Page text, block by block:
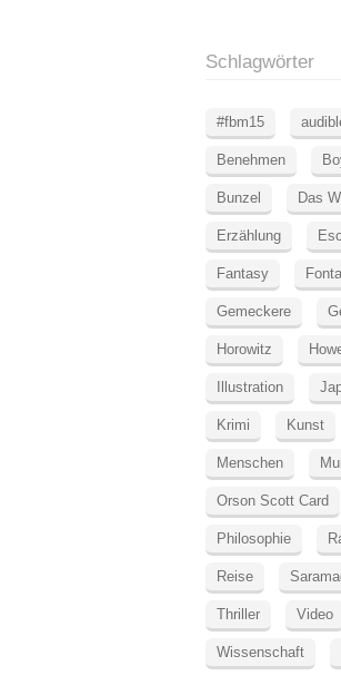
Schlagwörter
#fbm15
Benehmen
Bunzel Das
Erzählung
Fantasy
Gemeckere
Horowitz
Illustration
Krimi Kunst
Menschen
Orson Scott Card
Philosophie
Reise
Thriller Video
Wissenschaft